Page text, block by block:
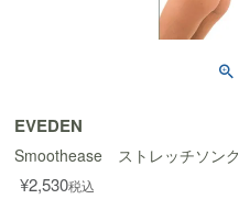
EVEDEN
Smoothease ストレッチソング
¥2,530税込